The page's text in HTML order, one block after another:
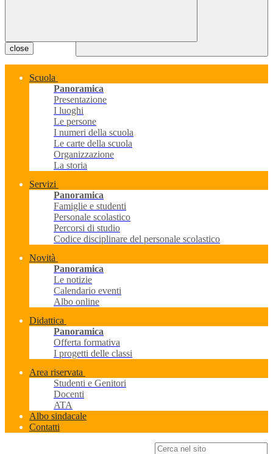
close
Scuola
Panoramica
Presentazione
I luoghi
Le persone
I numeri della scuola
Le carte della scuola
Organizzazione
La storia
Servizi
Panoramica
Famiglie e studenti
Personale scolastico
Percorsi di studio
Codice disciplinare del personale scolastico
Novità
Panoramica
Le notizie
Calendario eventi
Albo online
Didattica
Panoramica
Offerta formativa
I progetti delle classi
Area riservata
Studenti e Genitori
Docenti
ATA
Albo sindacale
Contatti